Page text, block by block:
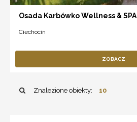
Osada Karbówko Wellness & SPA
Ciechocin
ZOBACZ
Znalezione obiekty: 10